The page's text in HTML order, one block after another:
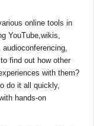
online tools in
YouTube,wikis,
find out how other
with them?
do it all quickly,
hands-on